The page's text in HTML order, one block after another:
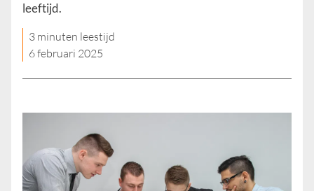
leeftijd.
3 minuten leestijd
6 februari 2025